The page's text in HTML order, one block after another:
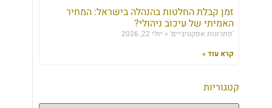
זמן קבלת החלטות בהנהלה בישראל: המחיר
האמיתי של עיכוב ניהולי?
'פתרונות אפקטיביים'
יולי 22, 2026
קרא עוד »
קטגוריות